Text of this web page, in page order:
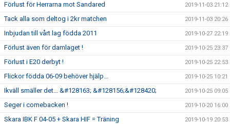
Förlust för Herrarna mot Sandared 2019-11-03 21:12
Tack alla som deltog i 2kr matchen 2019-11-03 20:26
Inbjudan till vårt lag födda 2011 2019-10-27 22:19
Förlust även för damlaget ! 2019-10-25 23:37
Förlust i E20 derbyt ! 2019-10-25 22:53
Flickor födda 06-09 behöver hjälp... 2019-10-25 10:21
Ikväll smäller det... &#128163; &#128156;&#128420; 2019-10-25 09:05
Seger i comebacken ! 2019-10-20 16:00
Skara IBK F 04-05 + Skara HIF = Träning 2019-10-19 20:53